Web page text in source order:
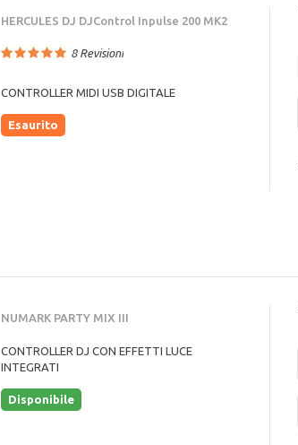
HERCULES DJ DJControl Inpulse 200 MK2
8Revisioni
CONTROLLER MIDI USB DIGITALE
Esaurito
NUMARK PARTY MIX III
CONTROLLER DJ CON EFFETTI LUCE
INTEGRATI
Disponibile